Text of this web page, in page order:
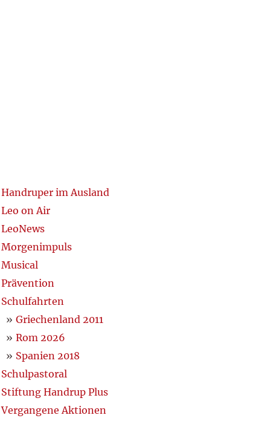
Handruper im Ausland
Leo on Air
LeoNews
Morgenimpuls
Musical
Prävention
Schulfahrten
Griechenland 2011
Rom 2026
Spanien 2018
Schulpastoral
Stiftung Handrup Plus
Vergangene Aktionen